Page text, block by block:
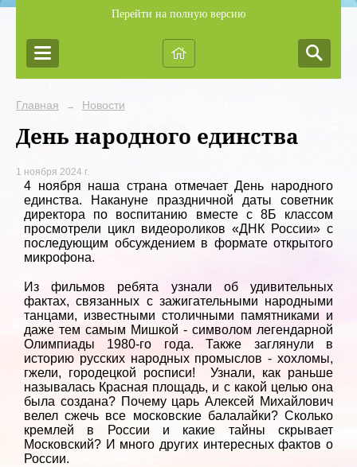
Перейти на полную версию
Главная → Новости
День народного единства
1 ноября 2024 г.
4 ноября наша страна отмечает День народного
единства. Накануне праздничной даты советник
директора по воспитанию вместе с 8Б классом
просмотрели цикл видеороликов «ДНК России» с
последующим обсуждением в формате открытого
микрофона.
Из фильмов ребята узнали об удивительных
фактах, связанных с зажигательными народными
танцами, известными столичными памятниками и
даже тем самым Мишкой - символом легендарной
Олимпиады 1980-го года. Также заглянули в
историю русских народных промыслов - хохломы,
гжели, городецкой росписи! Узнали, как раньше
называлась Красная площадь, и с какой целью она
была создана? Почему царь Алексей Михайлович
велел сжечь все московские балалайки? Сколько
кремлей в России и какие тайны скрывает
Московский? И много других интересных фактов о
России.